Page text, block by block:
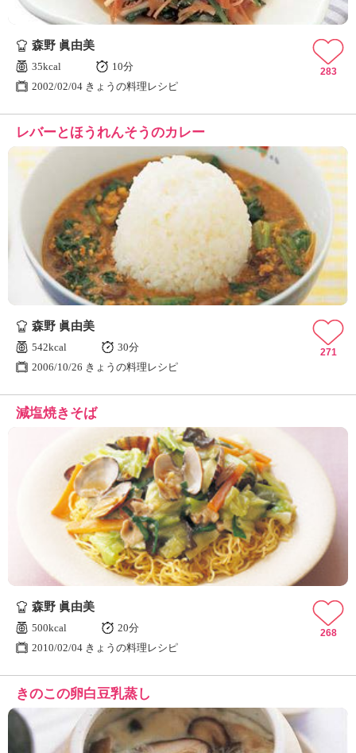
森野 眞由美
35kcal
10分
2002/02/04 きょうの料理レシピ
283
レバーとほうれんそうのカレー
森野 眞由美
542kcal
30分
2006/10/26 きょうの料理レシピ
271
減塩焼きそば
森野 眞由美
500kcal
20分
2010/02/04 きょうの料理レシピ
268
きのこの卵白豆乳蒸し